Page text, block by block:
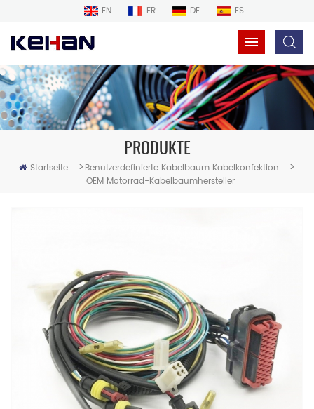
EN FR DE ES
PRODUKTE
Startseite >Benutzerdefinierte Kabelbaum Kabelkonfektion >
OEM Motorrad-Kabelbaumhersteller